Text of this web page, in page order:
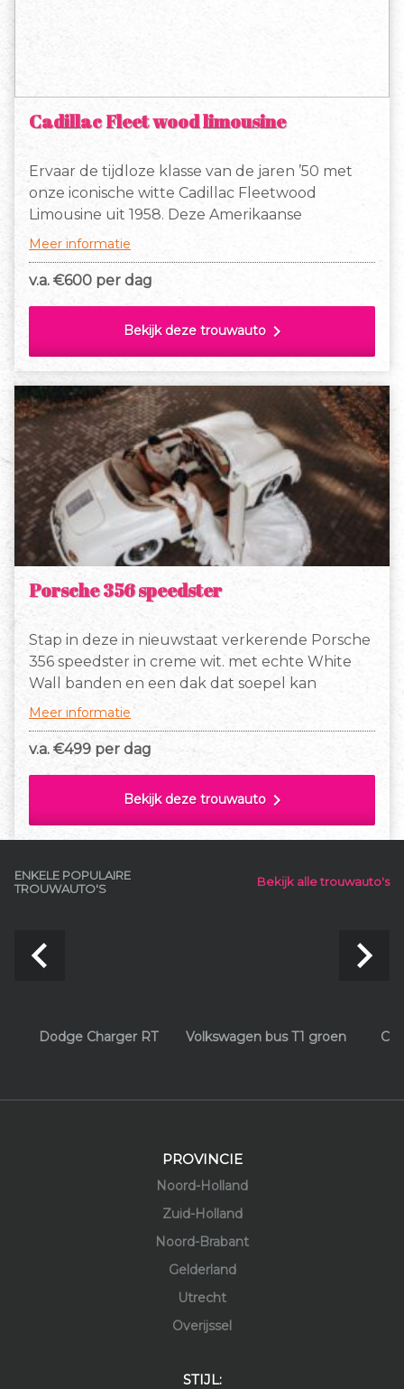
Cadillac Fleet wood limousine
Ervaar de tijdloze klasse van de jaren ’50 met
onze iconische witte Cadillac Fleetwood
Limousine uit 1958. Deze Amerikaanse
klassieker is het toonbeeld van vintage luxe en
gelegenheid
Meer informatie
v.a. €600 per dag
Bekijk deze trouwauto chevron_right
Porsche 356 speedster
Stap in deze in nieuwstaat verkerende Porsche
356 speedster in creme wit. met echte White
Wall banden en een dak dat soepel kan
worden geopend en gesloten, samen met de
Meer informatie
v.a. €499 per dag
Bekijk deze trouwauto chevron_right
ENKELE POPULAIRE
TROUWAUTO'S
Bekijk alle trouwauto's
Dodge Charger RT Volkswagen bus T1 groen
navigate_before navigate_next
PROVINCIE
Noord-Holland
Zuid-Holland
Noord-Brabant
Gelderland
Utrecht
Overijssel
STIJL: